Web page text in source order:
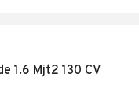
1.6 Mjt2 130 CV